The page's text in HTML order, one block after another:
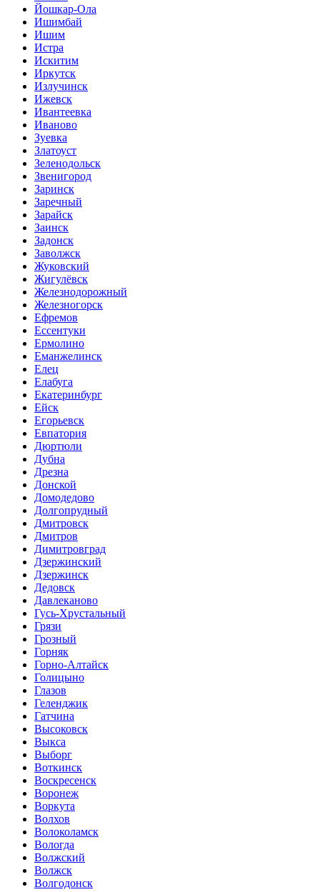
Йошкар-Ола
Ишимбай
Ишим
Истра
Искитим
Иркутск
Излучинск
Ижевск
Ивантеевка
Иваново
Зуевка
Златоуст
Зеленодольск
Звенигород
Заринск
Заречный
Зарайск
Заинск
Задонск
Заволжск
Жуковский
Жигулёвск
Железнодорожный
Железногорск
Ефремов
Ессентуки
Ермолино
Еманжелинск
Елец
Елабуга
Екатеринбург
Ейск
Егорьевск
Евпатория
Дюртюли
Дубна
Дрезна
Донской
Домодедово
Долгопрудный
Дмитровск
Дмитров
Димитровград
Дзержинский
Дзержинск
Дедовск
Давлеканово
Гусь-Хрустальный
Грязи
Грозный
Горняк
Горно-Алтайск
Голицыно
Глазов
Геленджик
Гатчина
Высоковск
Выкса
Выборг
Воткинск
Воскресенск
Воронеж
Воркута
Волхов
Волоколамск
Вологда
Волжский
Волжск
Волгодонск